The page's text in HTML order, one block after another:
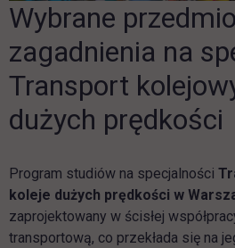
Wybrane
zagadnienia na
Transport
dużych prędkości
Program studiów na specjalności
koleje dużych prędkości w
zaprojektowany w ścisłej
transportową, co przekłada się na